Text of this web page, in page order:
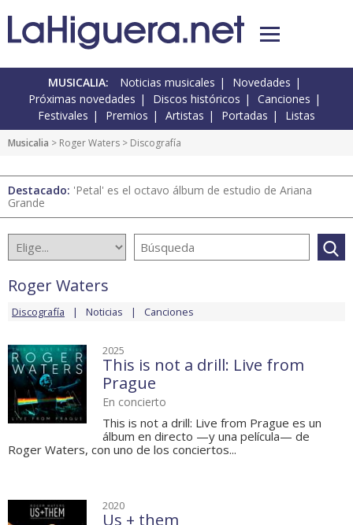
MUSICALIA: Noticias musicales
Novedades
Próximas novedades
Discos históricos
Canciones
Festivales
Premios Artistas Portadas Listas
Musicalia > Roger Waters > Discografía
Destacado: 'Petal' es el octavo álbum de estudio de Ariana
Grande
Roger Waters
Discografía Noticias Canciones
2025
This is not a drill: Live from
Prague
En concierto
This is not a drill: Live from Prague es un
álbum en directo —y una película— de
Roger Waters, con uno de los conciertos...
2020
Us + them